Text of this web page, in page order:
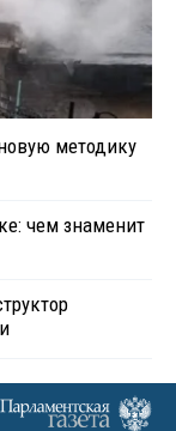
методику
чем знаменит